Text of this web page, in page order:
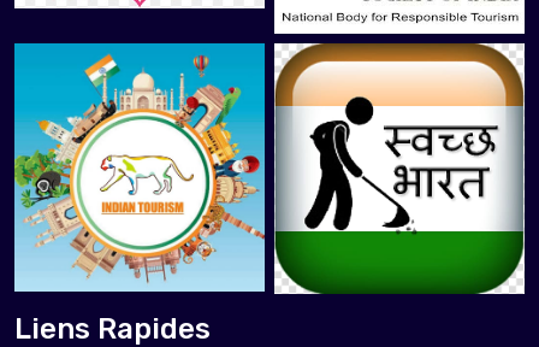
Liens Rapides